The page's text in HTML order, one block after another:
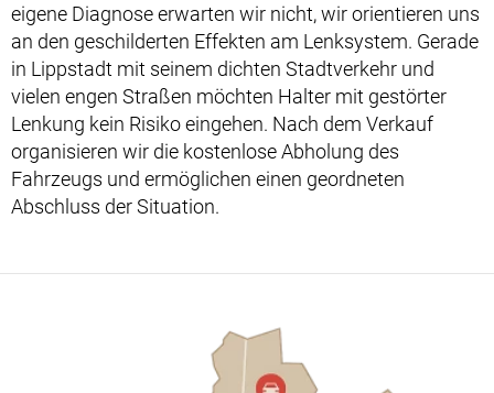
eigene Diagnose erwarten wir nicht, wir orientieren uns
an den geschilderten Effekten am Lenksystem. Gerade
in Lippstadt mit seinem dichten Stadtverkehr und
vielen engen Straßen möchten Halter mit gestörter
Lenkung kein Risiko eingehen. Nach dem Verkauf
organisieren wir die kostenlose Abholung des
Fahrzeugs und ermöglichen einen geordneten
Abschluss der Situation.